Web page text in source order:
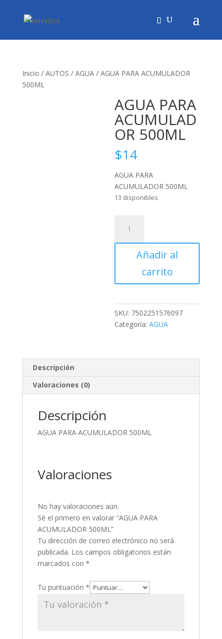
Inicio / AUTOS / AGUA/ AGUA PARA ACUMULADOR
500ML
AGUA PARA
ACUMULAD
OR 500ML
$14
AGUA PARA
ACUMULADOR 500ML
13 disponibles
PARA
ACUMULADOR
Añadir al
carrito
SKU: 7502251576097
Categoría:AGUA
Descripción
Valoraciones (0)
Descripción
AGUA PARA ACUMULADOR 500ML
Valoraciones
No hay valoraciones aún.
Sé el primero en valorar “AGUA PARA
ACUMULADOR 500ML”
Tu dirección de correo electrónico no será
publicada. Los campos obligatorios están
marcados con *
Tu puntuación *